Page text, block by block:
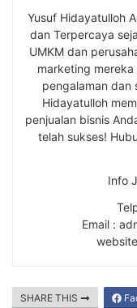
Yusuf Hidayatulloh
dan Terpercaya
UMKM dan
marketing
pengalaman
Hidayatulloh
penjualan bisnis
telah sukses!
Info
Email :
SHARE THIS